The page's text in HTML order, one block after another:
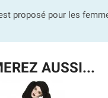
proposé pour les
AUSSI...